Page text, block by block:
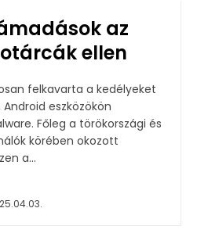
az
ellen
eszközökön
és
körében okozott
a...